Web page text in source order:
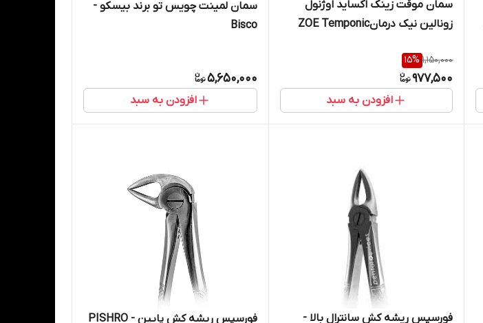
سمان موقت زینک اکساید اوژنول
زونالین نیک درمانZOE Temponic
1,150,000
15%
977,500
افزودن به سبد
سمان لمینت چویس تو برند بیسکو -
Bisco
5,650,000
افزودن به سبد
فورسپس ریشه کش سانترال بالا -
فورسپس ریشه کش پایین - PISHRO